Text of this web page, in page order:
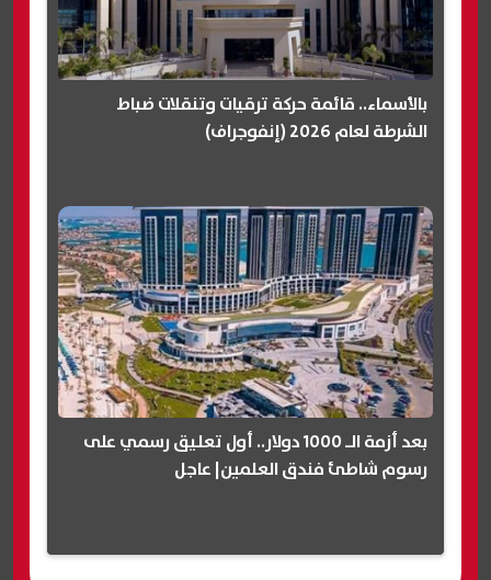
بالأسماء.. قائمة حركة ترقيات وتنقلات ضباط
الشرطة لعام 2026 (إنفوجراف)
بعد أزمة الـ 1000 دولار.. أول تعليق رسمي على
رسوم شاطئ فندق العلمين| عاجل